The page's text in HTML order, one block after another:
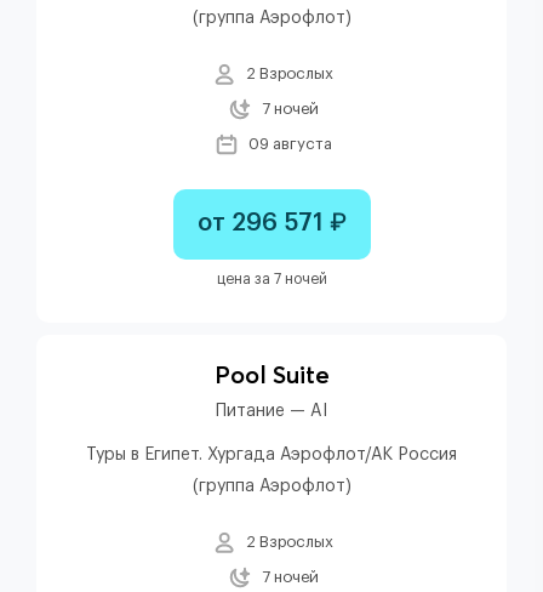
(группа Аэрофлот)
2 Взрослых
7 ночей
09 августа
от 296 571 ₽
цена за 7 ночей
Pool Suite
Питание — AI
Туры в Египет. Хургада Аэрофлот/АК Россия
(группа Аэрофлот)
2 Взрослых
7 ночей